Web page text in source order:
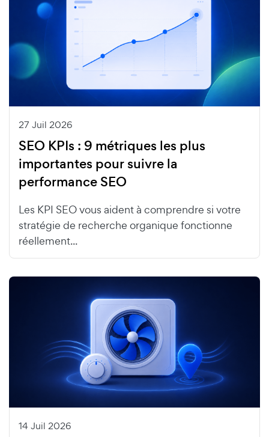
27 Juil 2026
SEO KPIs : 9 métriques les plus
importantes pour suivre la
performance SEO
Les KPI SEO vous aident à comprendre si votre
stratégie de recherche organique fonctionne
réellement...
14 Juil 2026